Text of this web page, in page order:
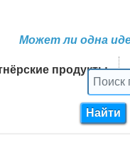
Может ли одна
продукты